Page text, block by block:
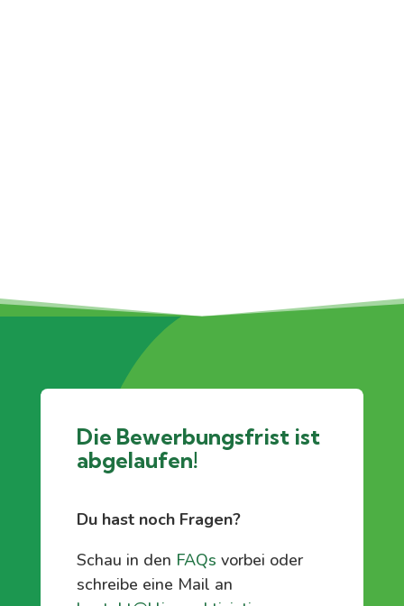
Die Bewerbungsfrist ist
abgelaufen!
Du hast noch Fragen?
Schau in den FAQs vorbei oder
schreibe eine Mail an